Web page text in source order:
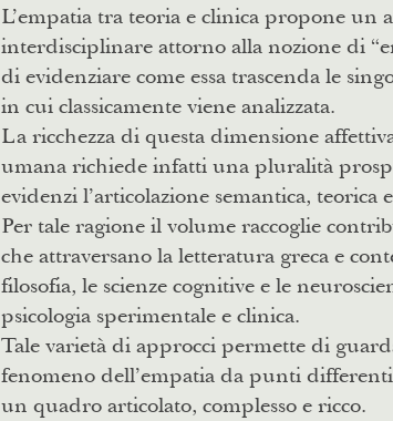
L’empatia tra teoria e clinica propone un
interdisciplinare attorno alla nozione di
di evidenziare come essa trascenda le
in cui classicamente viene analizzata.
La ricchezza di questa dimensione
umana richiede infatti una pluralità
evidenzi l’articolazione semantica, teorica
Per tale ragione il volume raccoglie
che attraversano la letteratura greca e
filosofia, le scienze cognitive e le
psicologia sperimentale e clinica.
Tale varietà di approcci permette di
fenomeno dell’empatia da punti
un quadro articolato, complesso e ricco.